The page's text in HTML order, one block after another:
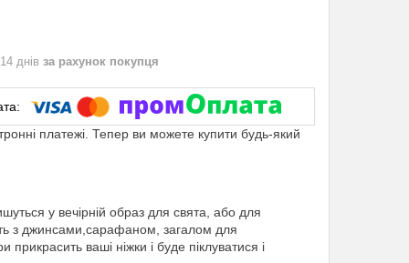
днів за рахунок покупця
платежі. Тепер ви можете купити будь-який
у вечірній образ для свята, або для
з джинсами,сарафаном, загалом для
ваші ніжки і буде піклуватися і